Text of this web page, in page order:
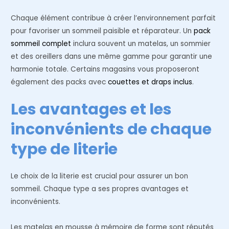
Chaque élément contribue à créer l’environnement parfait
pour favoriser un sommeil paisible et réparateur. Unpack
sommeil complet inclura souvent un matelas, un sommier
et des oreillers dans une même gamme pour garantir une
harmonie totale. Certains magasins vous proposeront
également des packs aveccouettes et draps inclus.
Les avantages et les
inconvénients de chaque
type de literie
Le choix de la literie est crucial pour assurer un bon
sommeil. Chaque type a ses propres avantages et
inconvénients.